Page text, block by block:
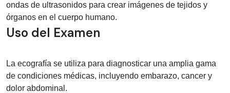
ondas de ultrasonidos para crear imágenes de tejidos y
órganos en el cuerpo humano.
Uso del Examen
La ecografía se utiliza para diagnosticar una amplia gama
de condiciones médicas, incluyendo embarazo, cancer y
dolor abdominal.